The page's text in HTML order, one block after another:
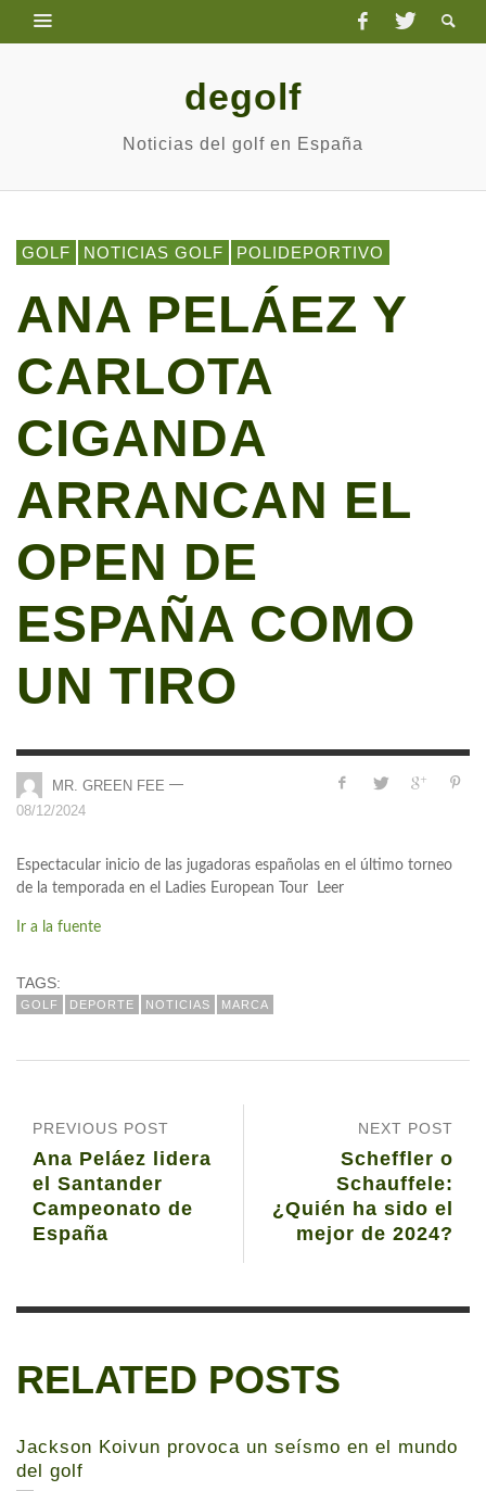
degolf
Noticias del golf en España
GOLF NOTICIAS GOLF POLIDEPORTIVO
ANA PELÁEZ Y
CARLOTA
CIGANDA
ARRANCAN EL
OPEN DE
ESPAÑA COMO
UN TIRO
MR. GREEN FEE —
08/12/2024
Espectacular inicio de las jugadoras españolas en el último torneo
de la temporada en el Ladies European Tour Leer
Ir a la fuente
TAGS:
GOLF DEPORTE NOTICIAS MARCA
NEXT POST
Scheffler o
Schauffele:
¿Quién ha sido el
mejor de 2024?
PREVIOUS POST
Ana Peláez lidera
el Santander
Campeonato de
España
RELATED POSTS
Jackson Koivun provoca un seísmo en el mundo
del golf